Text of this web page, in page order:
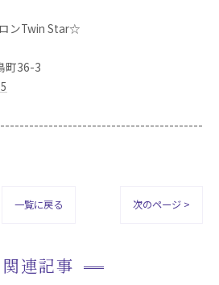
ンTwin Star☆
町36-3
一覧に戻る 次のページ >
関連記事